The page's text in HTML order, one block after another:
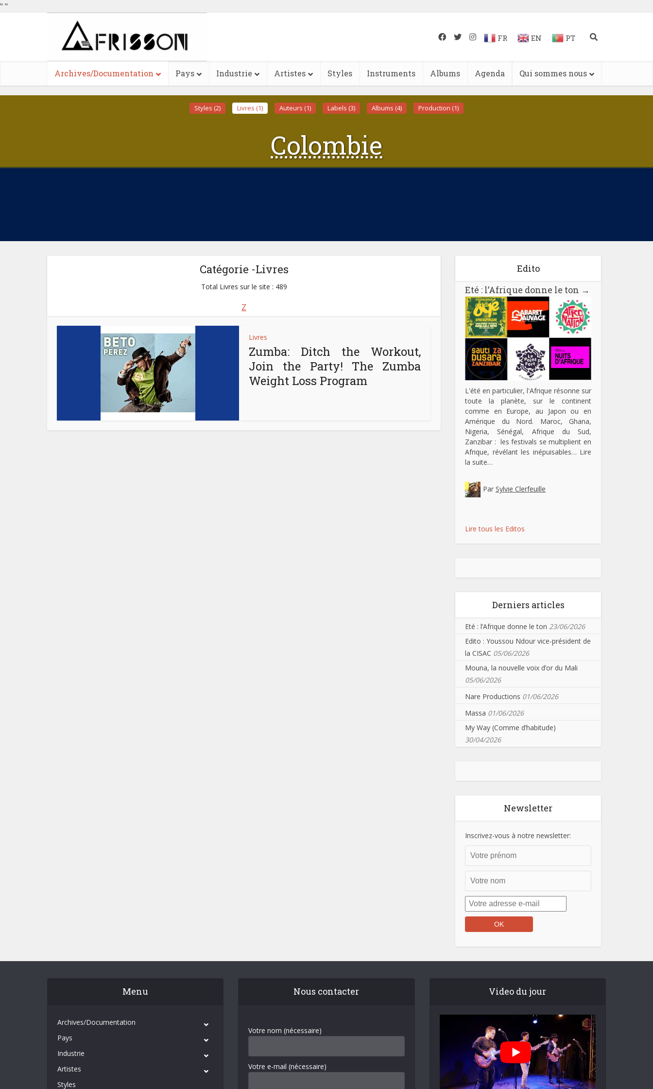
" "
FR EN PT
Archives/Documentation Pays Industrie Artistes Styles Instruments Albums Agenda Qui sommes nous
Styles (2) Livres (1) Auteurs (1) Labels (3) Albums (4) Production (1)
Colombie
Catégorie -Livres
Total Livres sur le site : 489
Z
Livres
Zumba: Ditch the Workout,
Join the Party! The Zumba
Weight Loss Program
Edito
Eté : l’Afrique donne le ton →
L'été en particulier, l'Afrique résonne sur
toute la planète, sur le continent
comme en Europe, au Japon ou en
Amérique du Nord. Maroc, Ghana,
Nigeria, Sénégal, Afrique du Sud,
Zanzibar : les festivals se multiplient en
Afrique, révélant les inépuisables… Lire
la suite…
Par Sylvie Clerfeuille
Lire tous les Editos
Derniers articles
Eté : l’Afrique donne le ton 23/06/2026
Edito : Youssou Ndour vice-président de
la CISAC 05/06/2026
Mouna, la nouvelle voix d’or du Mali
05/06/2026
Nare Productions 01/06/2026
Massa 01/06/2026
My Way (Comme d’habitude)
30/04/2026
Newsletter
Inscrivez-vous à notre newsletter:
Menu
Archives/Documentation
Pays
Industrie
Artistes
Styles
Nous contacter
Votre nom (nécessaire)
Votre e-mail (nécessaire)
Video du jour